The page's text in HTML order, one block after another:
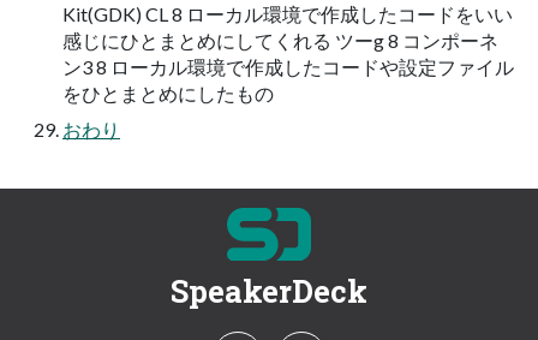
Kit(GDK) CL 8 ローカル環境で作成したコードをいい
感じにひとまとめにしてくれる ツーg 8 コンポーネ
ン3 8 ローカル環境で作成したコードや設定ファイル
をひとまとめにしたもの
おわり
SpeakerDeck